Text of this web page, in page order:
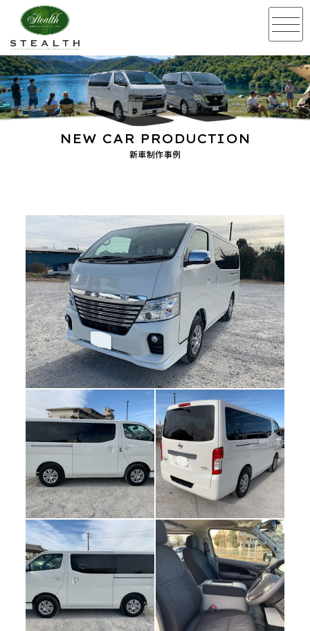
新車制作事例
NEW CAR PRODUCTION